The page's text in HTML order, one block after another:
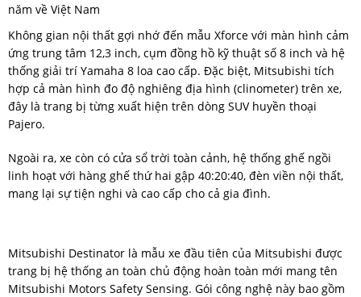
năm về Việt Nam
Không gian nội thất gợi nhớ đến mẫu Xforce với màn hình cảm
ứng trung tâm 12,3 inch, cụm đồng hồ kỹ thuật số 8 inch và hệ
thống giải trí Yamaha 8 loa cao cấp. Đặc biệt, Mitsubishi tích
hợp cả màn hình đo độ nghiêng địa hình (clinometer) trên xe,
đây là trang bị từng xuất hiện trên dòng SUV huyền thoại
Pajero.
Ngoài ra, xe còn có cửa sổ trời toàn cảnh, hệ thống ghế ngồi
linh hoạt với hàng ghế thứ hai gập 40:20:40, đèn viền nội thất,
mang lại sự tiện nghi và cao cấp cho cả gia đình.
Mitsubishi Destinator là mẫu xe đầu tiên của Mitsubishi được
trang bị hệ thống an toàn chủ động hoàn toàn mới mang tên
Mitsubishi Motors Safety Sensing. Gói công nghệ này bao gồm